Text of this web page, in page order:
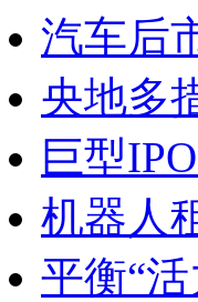
汽车后
央地多
巨型
机器人
平衡“